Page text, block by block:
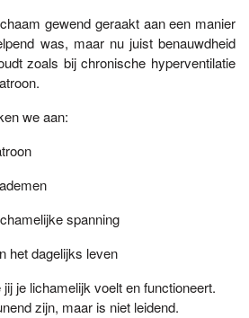
gewend geraakt aan een manier
was, maar nu juist benauwdheid
zoals bij chronische hyperventilatie
we aan:
spanning
het dagelijks leven
je lichamelijk voelt en functioneert.
zijn, maar is niet leidend.